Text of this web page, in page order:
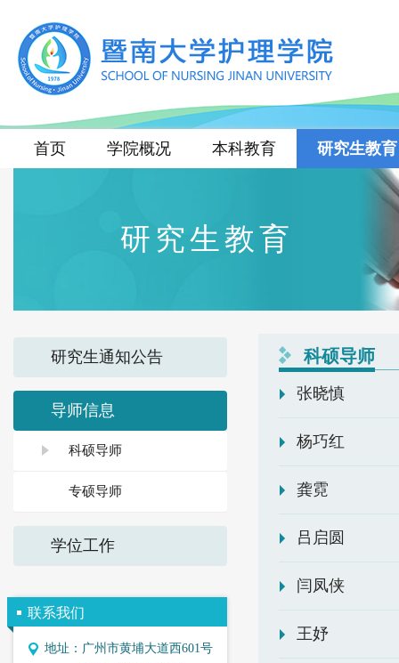
首页 学院概况 本科教育 研究生教育
研究生教育
研究生通知公告
导师信息
科硕导师
专硕导师
学位工作
联系我们
地址： 广州市黄埔大道西601号
科硕导师
张晓慎
杨巧红
龚霓
吕启圆
闫凤侠
王妤